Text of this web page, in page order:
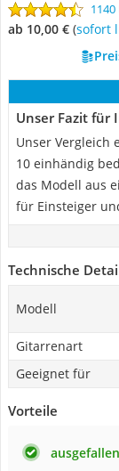
ab 10,00 € (
Unser Fazit für
Unser Vergleich
10 einhändig
das Modell aus
für Einsteiger
Technische
Modell
Gitarrenart
Geeignet für
Vorteile